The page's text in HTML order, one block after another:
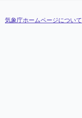
気象庁ホームページについて